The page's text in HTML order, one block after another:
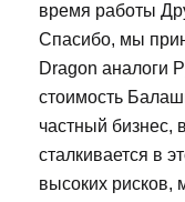
время работы
Спасибо, мы
Dragon аналоги
стоимость
частный бизнес,
сталкивается в
высоких рисков,